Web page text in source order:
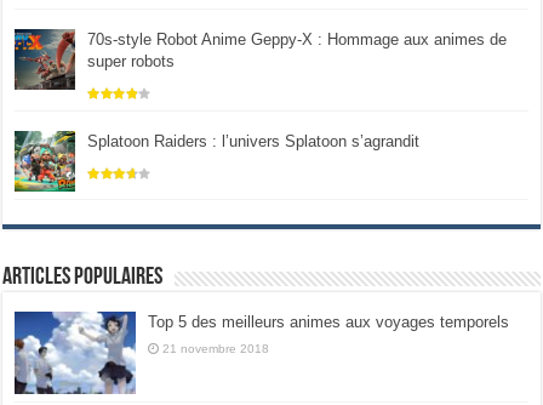
70s-style Robot Anime Geppy-X : Hommage aux animes de
super robots
Splatoon Raiders : l’univers Splatoon s’agrandit
Articles populaires
Top 5 des meilleurs animes aux voyages temporels
21 novembre 2018